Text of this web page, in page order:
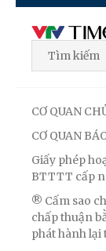
CƠ QUAN
CƠ QUAN
Giấy phép
BTTTT cấp
® Cấm sao
chấp thuận
phát hành lại